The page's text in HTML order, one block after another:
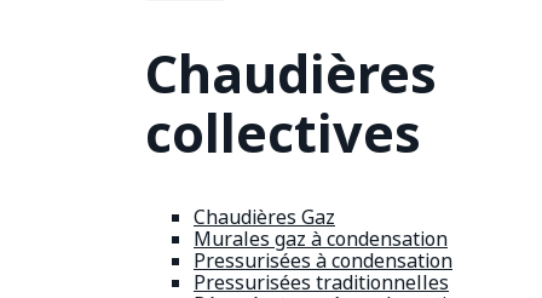
Chaudières
collectives
Chaudières Gaz
Murales gaz à condensation
Pressurisées à condensation
Pressurisées traditionnelles